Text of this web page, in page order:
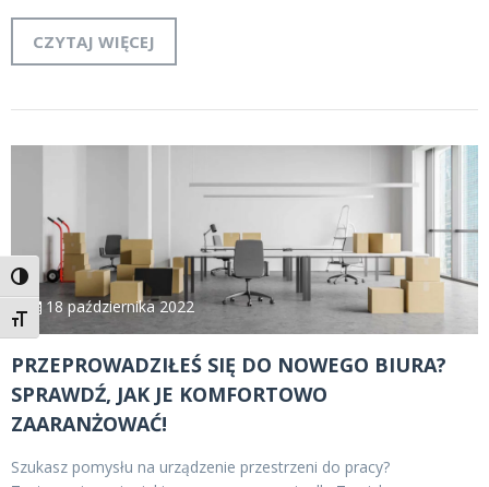
Toggle High Contrast
Toggle Font size
CZYTAJ WIĘCEJ
18 października 2022
PRZEPROWADZIŁEŚ SIĘ DO NOWEGO BIURA?
SPRAWDŹ, JAK JE KOMFORTOWO
ZAARANŻOWAĆ!
Szukasz pomysłu na urządzenie przestrzeni do pracy?